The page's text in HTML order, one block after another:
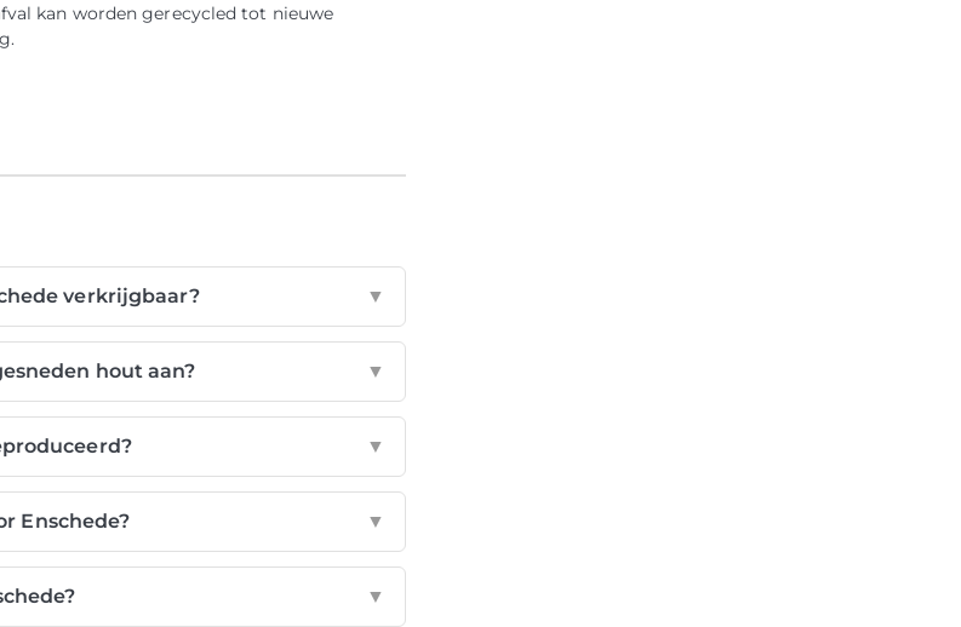
kan worden gerecycled tot nieuwe
verkrijgbaar? ▼
hout aan? ▼
▼
Enschede? ▼
▼